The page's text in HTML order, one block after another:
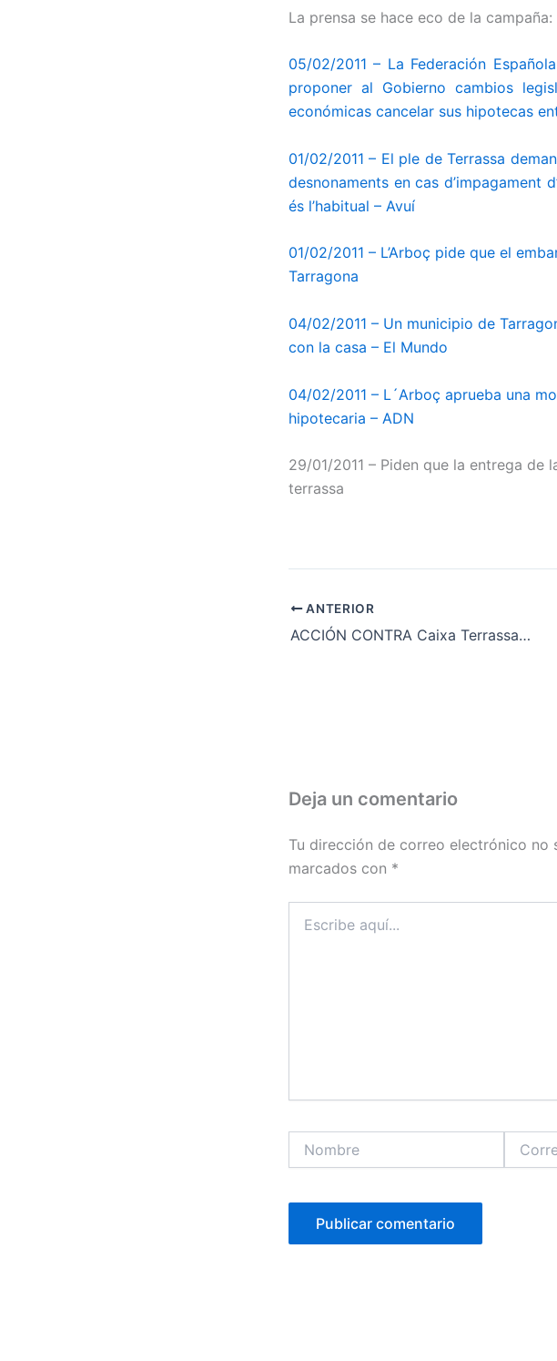
La prensa se hace eco de la campaña:
05/02/2011 – La Federación
proponer al Gobierno cambios
económicas cancelar sus hipotecas
01/02/2011 – El ple de Terrassa
desnonaments en cas d’impagament
és l’habitual – Avuí
01/02/2011 – L’Arboç pide que el
Tarragona
04/02/2011 – Un municipio de
con la casa – El Mundo
04/02/2011 – L´Arboç aprueba una
hipotecaria – ADN
29/01/2011 – Piden que la entrega
terrassa
ANTERIOR
ACCIÓN CONTRA Caixa Terrassa-UNNIM: 3 FEBRERO, 17:00h, EN TERRASSA (BCN)
Deja un comentario
Tu dirección de correo electrónico no
marcados con *
aquí...